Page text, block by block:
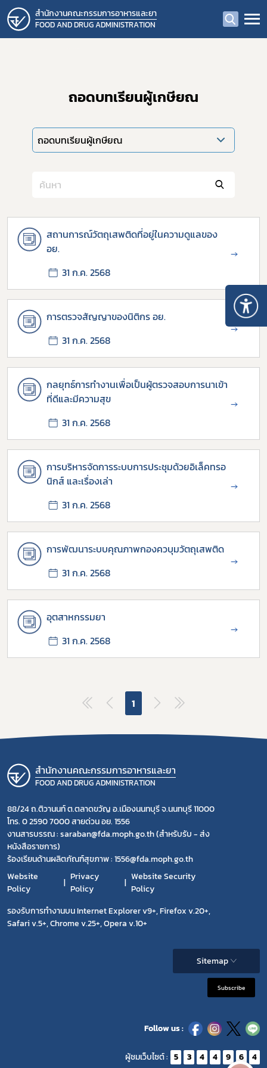
สำนักงานคณะกรรมการอาหารและยา
FOOD AND DRUG ADMINISTRATION
ถอดบทเรียนผู้เกษียณ
ถอดบทเรียนผู้เกษียณ
สถานการณ์วัตถุเสพติดที่อยู่ในความดูแลของ
อย.
31 ก.ค. 2568
→
การตรวจสัญญาของนิติกร อย.
31 ก.ค. 2568
→
กลยุทธ์การทำงานเพื่อเป็นผู้ตรวจสอบการนาเข้า
ที่ดีและมีความสุข
31 ก.ค. 2568
→
การบริหารจัดการระบบการประชุมด้วยอิเล็คทรอ
นิกส์ และเรื่องเล่า
31 ก.ค. 2568
→
การพัฒนาระบบคุณภาพกองควบุมวัตถุเสพติด
31 ก.ค. 2568
→
อุตสาหกรรมยา
31 ก.ค. 2568
→
1
สำนักงานคณะกรรมการอาหารและยา
FOOD AND DRUG ADMINISTRATION
88/24 ถ.ติวานนท์ ต.ตลาดขวัญ อ.เมืองนนทบุรี จ.นนทบุรี 11000
โทร. 0 2590 7000 สายด่วน อย. 1556
งานสารบรรณ : saraban@fda.moph.go.th (สำหรับรับ - ส่ง
หนังสือราชการ)
ร้องเรียนด้านผลิตภัณฑ์สุขภาพ : 1556@fda.moph.go.th
Website
Policy
Privacy
Policy
Website Security
Policy
รองรับการทำงานบน Internet Explorer v9+, Firefox v.20+,
Safari v.5+, Chrome v.25+, Opera v.10+
Sitemap
Subscribe
Follow us :
ผู้ชมเว็บไซต์ : 5 3 4 4 9 6 4
Subscribe